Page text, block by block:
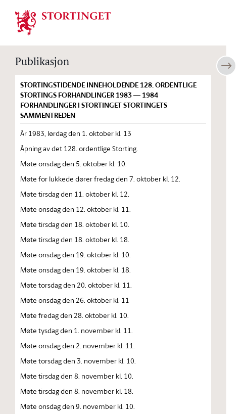
Stortinget.no
Publikasjon
STORTINGSTIDENDE INNEHOLDENDE 128. ORDENTLIGE
STORTINGS FORHANDLINGER 1983 — 1984
FORHANDLINGER I STORTINGET STORTINGETS
SAMMENTREDEN
År 1983, lørdag den 1. oktober kl. 13
Åpning av det 128. ordentlige Storting.
Møte onsdag den 5. oktober kl. 10.
Møte for lukkede dører fredag den 7. oktober kl. 12.
Møte tirsdag den 11. oktober kl. 12.
Møte onsdag den 12. oktober kl. 11.
Møte tirsdag den 18. oktober kl. 10.
Møte tirsdag den 18. oktober kl. 18.
Møte onsdag den 19. oktober kl. 10.
Møte onsdag den 19. oktober kl. 18.
Møte torsdag den 20. oktober kl. 11.
Møte onsdag den 26. oktober kl. 11
Møte fredag den 28. oktober kl. 10.
Møte tysdag den 1. november kl. 11.
Møte onsdag den 2. november kl. 11.
Møte torsdag den 3. november kl. 10.
Møte tirsdag den 8. november kl. 10.
Møte tirsdag den 8. november kl. 18.
Møte onsdag den 9. november kl. 10.